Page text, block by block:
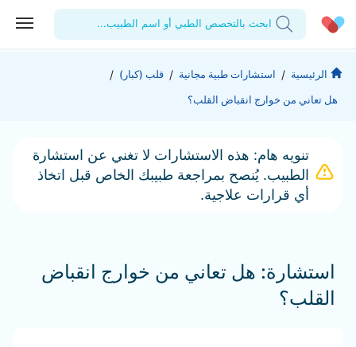
ابحث بالتخصص الطبي أو اسم الطبيب...
الحساب الشخصي
استشاراتي
اختبارات المعمل
الشركة
من نحن؟
المقالات الطبية
الرئيسية / استشارات طبية مجانية / قلب (كبار) /
هل تعاني من خوارج انقباض القلب؟
تنويه هام: هذه الاستشارات لا تغني عن استشارة
الطبيب. يُنصح بمراجعة طبيبك الخاص قبل اتخاذ
أي قرارات علاجية.
استشارة: هل تعاني من خوارج انقباض
القلب؟